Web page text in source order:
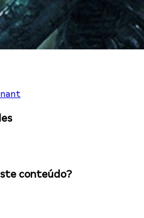
conteúdo?